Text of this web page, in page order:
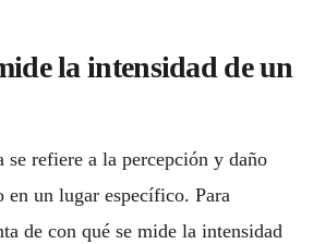
la intensidad de un
se refiere a la percepción y daño
en un lugar específico. Para
de con qué se mide la intensidad